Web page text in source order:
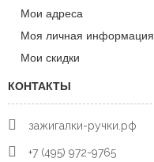
Мои адреса
Моя личная информация
Мои скидки
КОНТАКТЫ
зажигалки-ручки.рф
+7 (495) 972-9765